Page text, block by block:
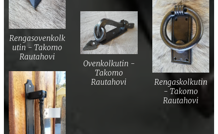
Rengasovenkolk
utin - Takomo
Rautahovi
Rengaskolkutin
- Takomo
Rautahovi
Ovenkolkutin -
Takomo
Rautahovi